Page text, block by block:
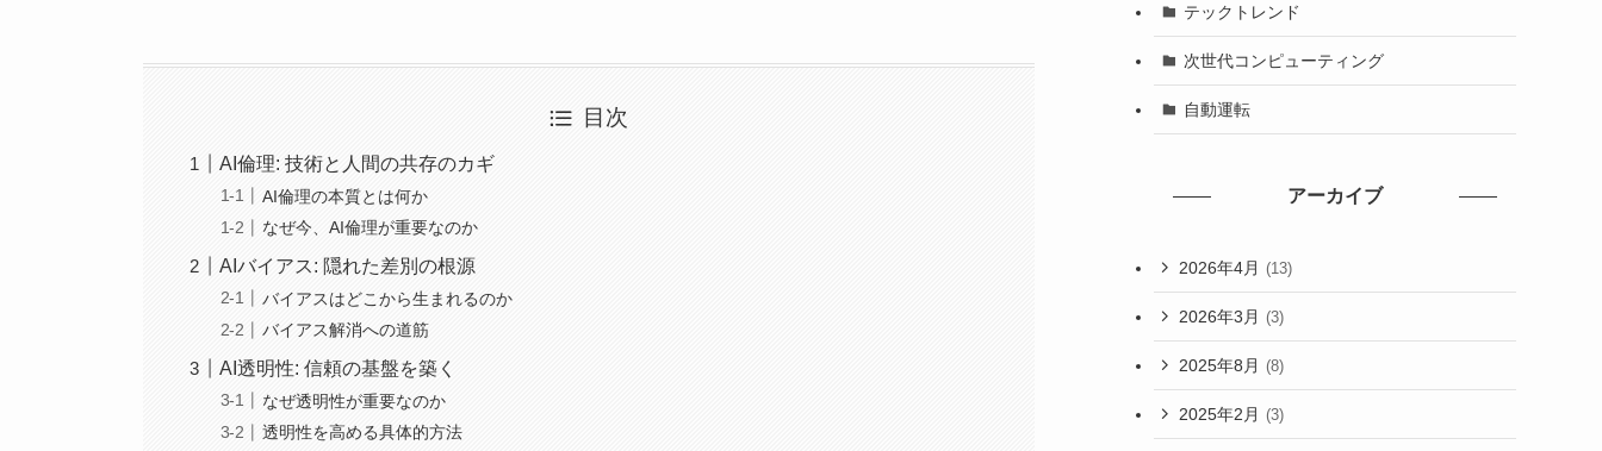
目次
AI倫理: 技術と人間の共存のカギ
AI倫理の本質とは何か
なぜ今、AI倫理が重要なのか
AIバイアス: 隠れた差別の根源
バイアスはどこから生まれるのか
バイアス解消への道筋
AI透明性: 信頼の基盤を築く
なぜ透明性が重要なのか
透明性を高める具体的方法
テックトレンド
次世代コンピューティング
自動運転
アーカイブ
2026年4月 (13)
2026年3月 (3)
2025年8月 (8)
2025年2月 (3)